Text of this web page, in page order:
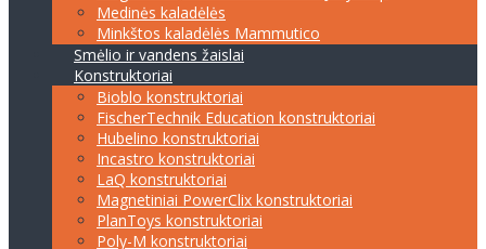
Medinės kaladėlės
Minkštos kaladėlės Mammutico
Smėlio ir vandens žaislai
Konstruktoriai
Bioblo konstruktoriai
FischerTechnik Education konstruktoriai
Hubelino konstruktoriai
Incastro konstruktoriai
LaQ konstruktoriai
Magnetiniai PowerClix konstruktoriai
PlanToys konstruktoriai
Poly-M konstruktoriai